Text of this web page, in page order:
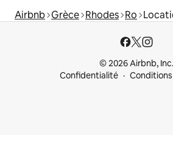
Airbnb Grèce Rhodes Ro
© 2026 Airbnb, Inc.
Confidentialité